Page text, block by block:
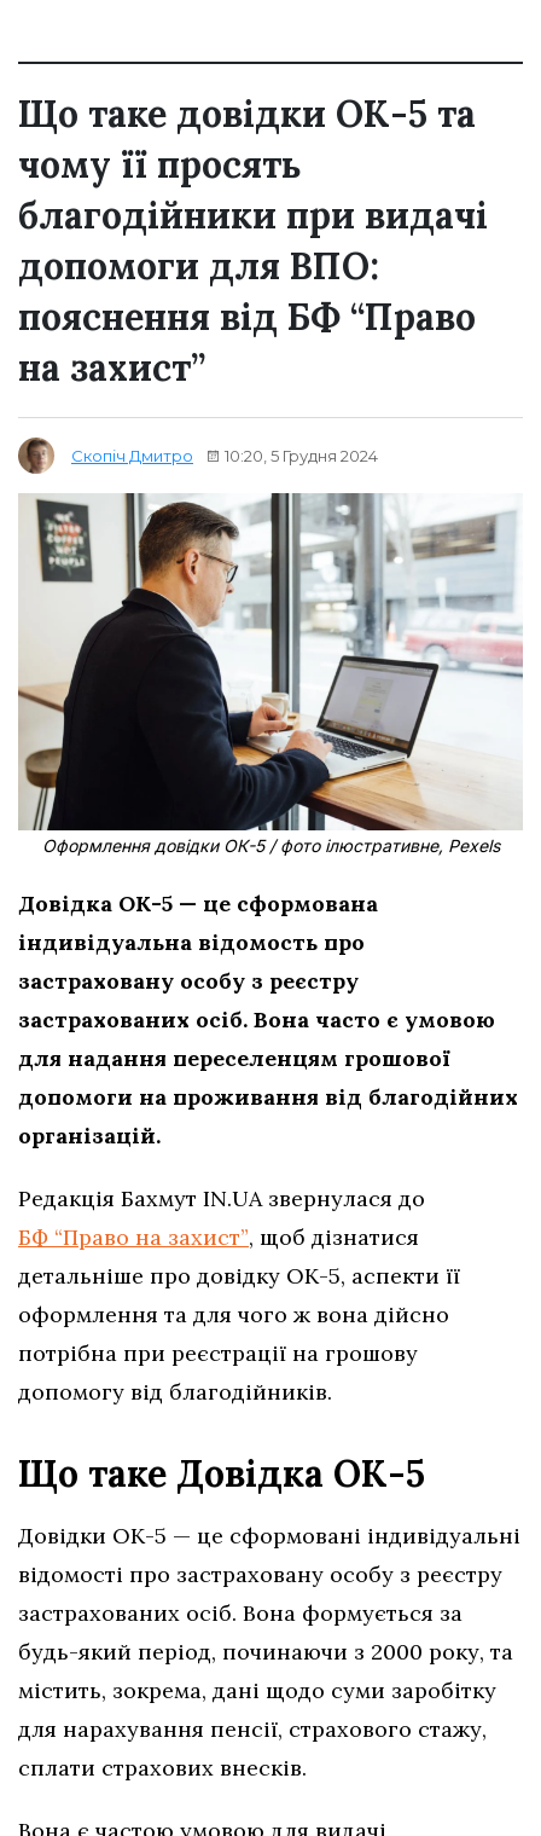
Що таке довідки ОК-5 та
чому її просять
благодійники при видачі
допомоги для ВПО:
пояснення від БФ “Право
на захист”
Скопіч Дмитро 10:20, 5 Грудня 2024
Оформлення довідки ОК-5 / фото ілюстративне, Pexels
Довідка ОК-5 — це сформована
індивідуальна відомость про
застраховану особу з реєстру
застрахованих осіб. Вона часто є умовою
для надання переселенцям грошової
допомоги на проживання від благодійних
організацій.
Редакція Бахмут IN.UA звернулася до
БФ “Право на захист”, щоб дізнатися
детальніше про довідку ОК-5, аспекти її
оформлення та для чого ж вона дійсно
потрібна при реєстрації на грошову
допомогу від благодійників.
Що таке Довідка ОК-5
Довідки ОК-5 — це сформовані індивідуальні
відомості про застраховану особу з реєстру
застрахованих осіб. Вона формується за
будь-який період, починаючи з 2000 року, та
містить, зокрема, дані щодо суми заробітку
для нарахування пенсії, страхового стажу,
сплати страхових внесків.